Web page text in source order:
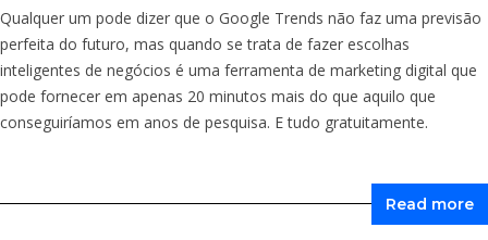
Qualquer um pode dizer que o Google Trends não faz uma previsão
perfeita do futuro, mas quando se trata de fazer escolhas
inteligentes de negócios é uma ferramenta de marketing digital que
pode fornecer em apenas 20 minutos mais do que aquilo que
conseguiríamos em anos de pesquisa. E tudo gratuitamente.
Read more